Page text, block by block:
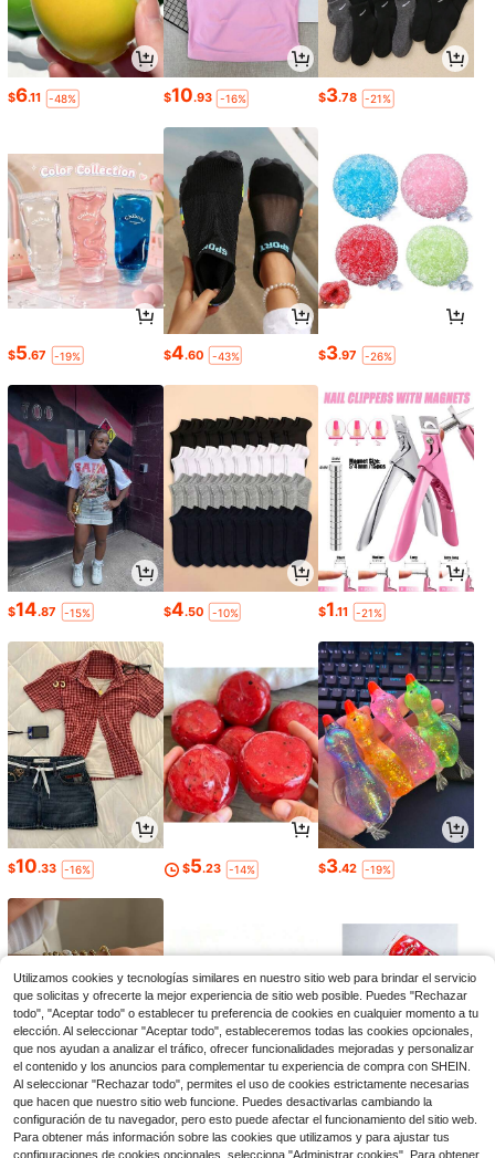
$6.11 -48% $10.93 -16% $3.78 -21%
$5.67 -19% $4.60 -43% $3.97 -26%
$14.87 -15% $4.50 -10% $1.11 -21%
$10.33 -16% $5.23 -14% $3.42 -19%
$3.73 -19% $44.60 -43% $4.77 -18%
Utilizamos cookies y tecnologías similares en nuestro sitio web para brindar el servicio
que solicitas y ofrecerte la mejor experiencia de sitio web posible. Puedes "Rechazar
todo", "Aceptar todo" o establecer tu preferencia de cookies en cualquier momento a tu
elección. Al seleccionar "Aceptar todo", estableceremos todas las cookies opcionales,
que nos ayudan a analizar el tráfico, ofrecer funcionalidades mejoradas y personalizar
el contenido y los anuncios para complementar tu experiencia de compra con SHEIN.
Al seleccionar "Rechazar todo", permites el uso de cookies estrictamente necesarias
que hacen que nuestro sitio web funcione. Puedes desactivarlas cambiando la
configuración de tu navegador, pero esto puede afectar el funcionamiento del sitio web.
Para obtener más información sobre las cookies que utilizamos y para ajustar tus
configuraciones de cookies opcionales, selecciona "Administrar cookies". Para obtener